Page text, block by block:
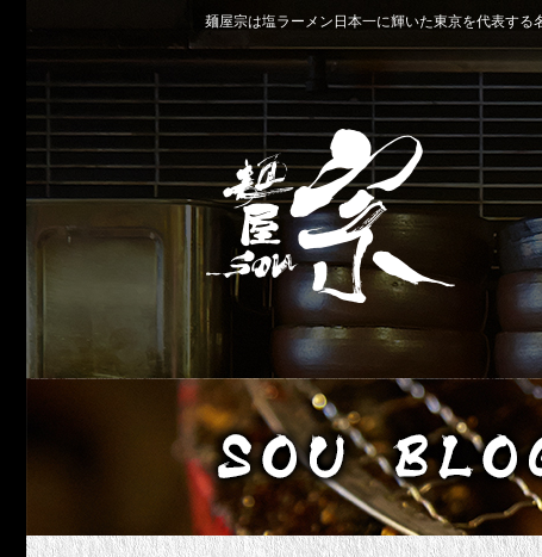
麺屋宗は塩ラーメン日本一に輝いた東京を代表す